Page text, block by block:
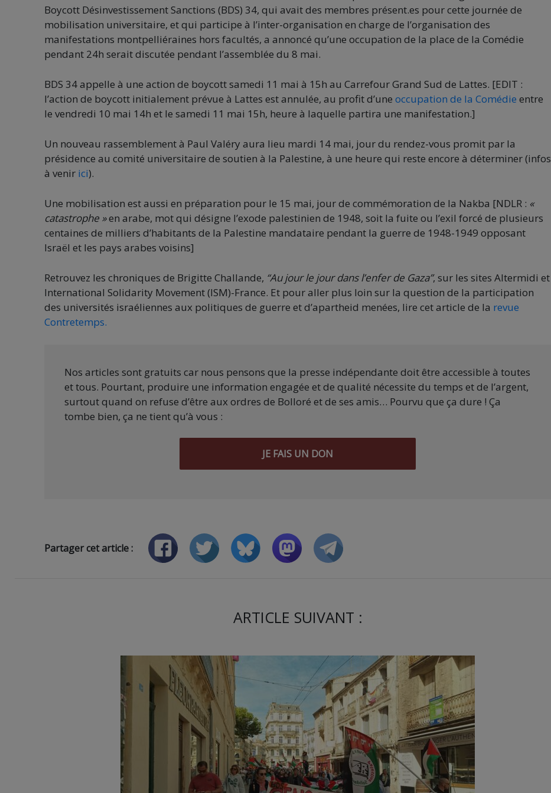
Boycott Désinvestissement Sanctions (BDS) 34, qui avait des membres présent.es pour cette journée de
mobilisation universitaire, et qui participe à l’inter-organisation en charge de l’organisation des
manifestations montpelliéraines hors facultés, a annoncé qu’une occupation de la place de la Comédie
pendant 24h serait discutée pendant l’assemblée du 8 mai.
BDS 34 appelle à une action de boycott samedi 11 mai à 15h au Carrefour Grand Sud de Lattes. [EDIT :
l’action de boycott initialement prévue à Lattes est annulée, au profit d’une occupation de la Comédie entre
le vendredi 10 mai 14h et le samedi 11 mai 15h, heure à laquelle partira une manifestation.]
Un nouveau rassemblement à Paul Valéry aura lieu mardi 14 mai, jour du rendez-vous promit par la
présidence au comité universitaire de soutien à la Palestine, à une heure qui reste encore à déterminer (infos
à venir ici).
Une mobilisation est aussi en préparation pour le 15 mai, jour de commémoration de la Nakba [NDLR : «
catastrophe »en arabe, mot qui désigne l’exode palestinien de 1948, soit la fuite ou l’exil forcé de plusieurs
centaines de milliers d’habitants de la Palestine mandataire pendant la guerre de 1948-1949 opposant
Israël et les pays arabes voisins]
Retrouvez les chroniques de Brigitte Challande, “Au jour le jour dans l’enfer de Gaza”, sur les sites Altermidi et
International Solidarity Movement (ISM)-France. Et pour aller plus loin sur la question de la participation
des universités israéliennes aux politiques de guerre et d’apartheid menées, lire cet article de la revue
Contretemps.
Nos articles sont gratuits car nous pensons que la presse indépendante doit être accessible à toutes
et tous. Pourtant, produire une information engagée et de qualité nécessite du temps et de l’argent,
surtout quand on refuse d’être aux ordres de Bolloré et de ses amis… Pourvu que ça dure ! Ça
tombe bien, ça ne tient qu’à vous :
JE FAIS UN DON
Partager cet article :
ARTICLE SUIVANT :